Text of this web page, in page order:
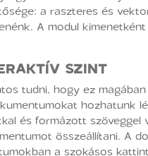
a raszteres és
A modul
SZINT
tudni, hogy ez
hozhatunk
és formázott
összeállítani. A
a szokásos